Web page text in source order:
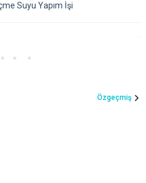
Suyu Yapım İşi
Özgeçmiş